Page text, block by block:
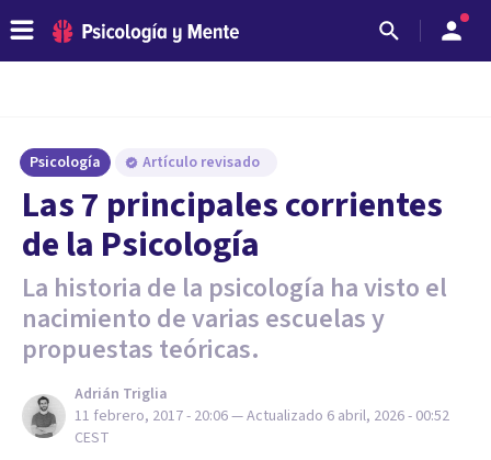
Psicología Artículo revisado
​Las 7 principales corrientes
de la Psicología
La historia de la psicología ha visto el
nacimiento de varias escuelas y
propuestas teóricas.
Adrián Triglia
11 febrero, 2017 - 20:06— Actualizado 6 abril, 2026 - 00:52
CEST